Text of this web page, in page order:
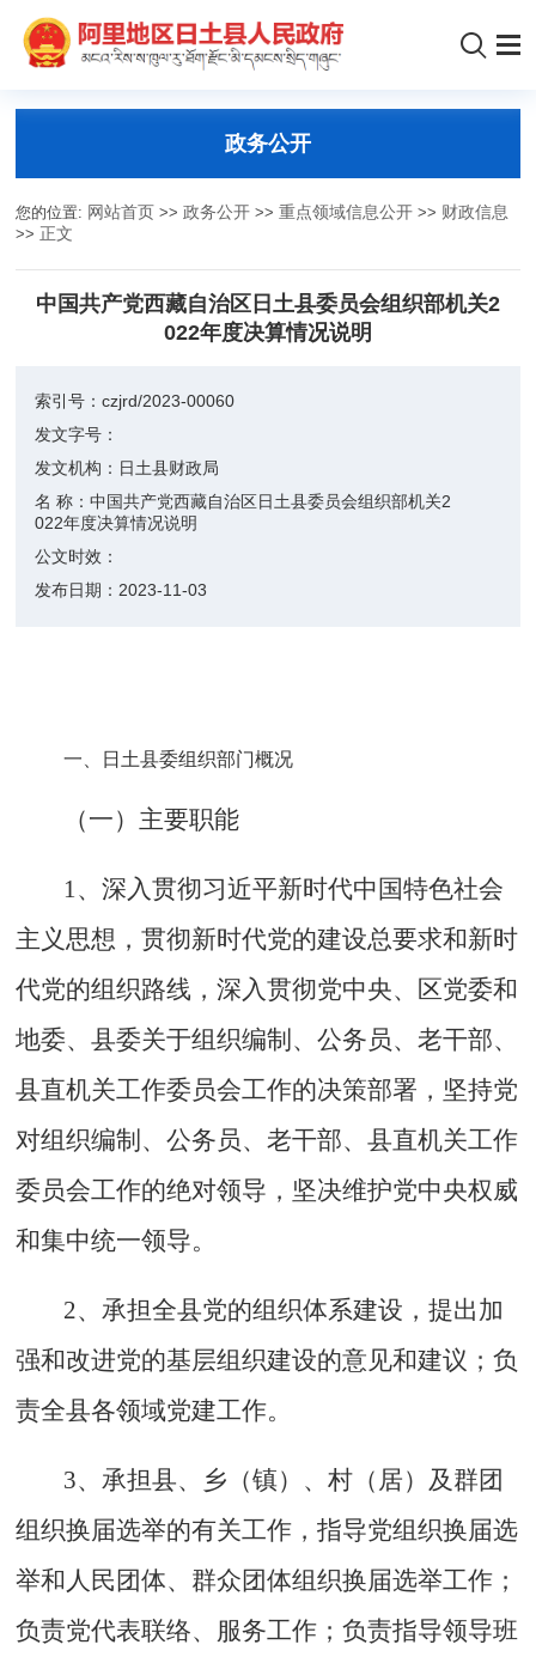
政务公开
您的位置: 网站首页 >>政务公开 >>重点领域信息公开 >> 财政信息
>> 正文
中国共产党西藏自治区日土县委员会组织部机关2
022年度决算情况说明
索引号：czjrd/2023-00060
发文字号：
发文机构： 日土县财政局
名 称：中国共产党西藏自治区日土县委员会组织部机关2
022年度决算情况说明
公文时效：
发布日期： 2023-11-03
一、日土县委组织部门概况
（一）主要职能
1、深入贯彻习近平新时代中国特色社会
主义思想，贯彻新时代党的建设总要求和新时
代党的组织路线，深入贯彻党中央、区党委和
地委、县委关于组织编制、公务员、老干部、
县直机关工作委员会工作的决策部署，坚持党
对组织编制、公务员、老干部、县直机关工作
委员会工作的绝对领导，坚决维护党中央权威
和集中统一领导。
2、承担全县党的组织体系建设，提出加
强和改进党的基层组织建设的意见和建议；负
责全县各领域党建工作。
3、承担县、乡（镇）、村（居）及群团
组织换届选举的有关工作，指导党组织换届选
举和人民团体、群众团体组织换届选举工作；
负责党代表联络、服务工作；负责指导领导班